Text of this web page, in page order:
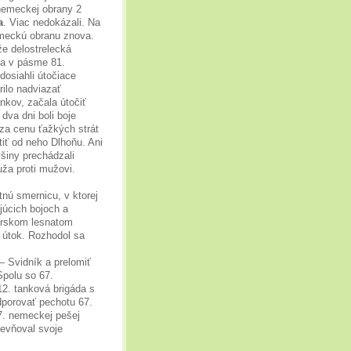
obrany 2
. Viac nedokázali. Na
obranu znova.
delostrelecká
v pásme 81.
útočiace
nadviazať
začala útočiť
dni boli boje
cenu ťažkých strát
od neho Dlhoňu. Ani
prechádzali
proti mužovi.
smernicu, v ktorej
bojoch a
lesnatom
Rozhodol sa
Svidník a prelomiť
so 67.
tanková brigáda s
pechotu 67.
nemeckej pešej
svoje